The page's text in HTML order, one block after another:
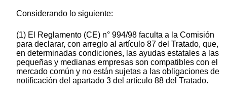
Considerando lo siguiente:
(1) El Reglamento (CE) n° 994/98 faculta a la Comisión
para declarar, con arreglo al artículo 87 del Tratado, que,
en determinadas condiciones, las ayudas estatales a las
pequeñas y medianas empresas son compatibles con el
mercado común y no están sujetas a las obligaciones de
notificación del apartado 3 del artículo 88 del Tratado.